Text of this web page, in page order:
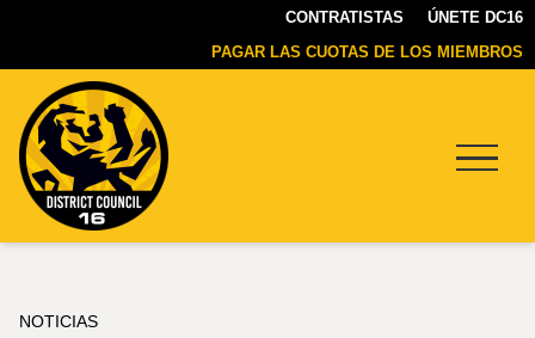
CONTRATISTAS
ÚNETE DC16
PAGAR LAS CUOTAS DE LOS MIEMBROS
NOTICIAS